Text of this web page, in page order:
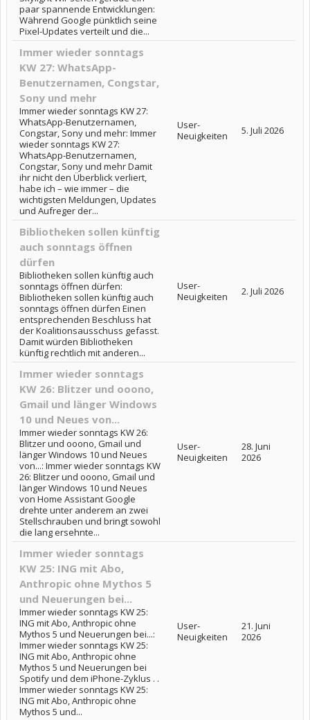
paar spannende Entwicklungen:
Während Google pünktlich seine
Pixel-Updates verteilt und die...
Immer wieder sonntags
KW 27: WhatsApp-
Benutzernamen, Congstar,
Sony und mehr
Immer wieder sonntags KW 27:
WhatsApp-Benutzernamen,
Congstar, Sony und mehr: Immer
wieder sonntags KW 27:
WhatsApp-Benutzernamen,
Congstar, Sony und mehr Damit
ihr nicht den Überblick verliert,
habe ich – wie immer – die
wichtigsten Meldungen, Updates
und Aufreger der...
User-
Neuigkeiten
5. Juli 2026
Bibliotheken sollen künftig
auch sonntags öffnen
dürfen
Bibliotheken sollen künftig auch
sonntags öffnen dürfen:
Bibliotheken sollen künftig auch
sonntags öffnen dürfen Einen
entsprechenden Beschluss hat
der Koalitionsausschuss gefasst.
Damit würden Bibliotheken
künftig rechtlich mit anderen...
User-
Neuigkeiten
2. Juli 2026
Immer wieder sonntags
KW 26: Blitzer und ooono,
Gmail und länger Windows
10 und Neues von...
Immer wieder sonntags KW 26:
Blitzer und ooono, Gmail und
länger Windows 10 und Neues
von...: Immer wieder sonntags KW
26: Blitzer und ooono, Gmail und
länger Windows 10 und Neues
von Home Assistant Google
drehte unter anderem an zwei
Stellschrauben und bringt sowohl
die lang ersehnte...
User-
Neuigkeiten
28. Juni
2026
Immer wieder sonntags
KW 25: ING mit Abo,
Anthropic ohne Mythos 5
und Neuerungen bei...
Immer wieder sonntags KW 25:
ING mit Abo, Anthropic ohne
Mythos 5 und Neuerungen bei...:
Immer wieder sonntags KW 25:
ING mit Abo, Anthropic ohne
Mythos 5 und Neuerungen bei
Spotify und dem iPhone-Zyklus . .
Immer wieder sonntags KW 25:
ING mit Abo, Anthropic ohne
Mythos 5 und...
User-
Neuigkeiten
21. Juni
2026